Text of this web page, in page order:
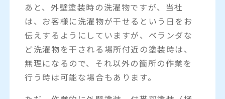
あと、外壁塗装時の洗濯物ですが、当社
は、お客様に洗濯物が干せるという日をお
伝えするようにしていますが、ベランダな
ど洗濯物を干される場所付近の塗装時は、
無理になるので、それ以外の箇所の作業を
行う時は可能な場合もあります。